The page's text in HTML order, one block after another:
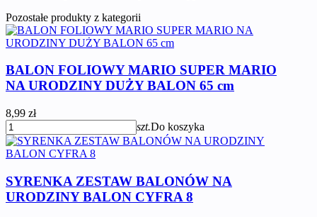
Pozostałe produkty z kategorii
BALON FOLIOWY MARIO SUPER MARIO
NA URODZINY DUŻY BALON 65 cm
8,99 zł
szt.Do koszyka
SYRENKA ZESTAW BALONÓW NA
URODZINY BALON CYFRA 8